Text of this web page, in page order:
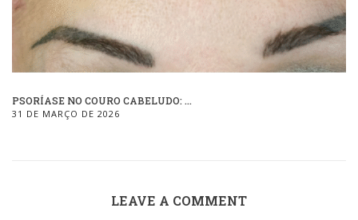
PSORÍASE NO COURO CABELUDO: ...
31 DE MARÇO DE 2026
LEAVE A COMMENT